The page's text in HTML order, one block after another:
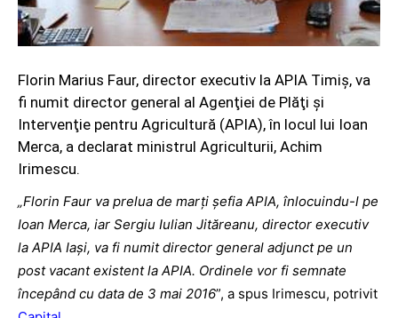
Florin Marius Faur, director executiv la APIA Timiş, va
fi numit director general al Agenţiei de Plăţi şi
Intervenţie pentru Agricultură (APIA), în locul lui Ioan
Merca, a declarat ministrul Agriculturii, Achim
Irimescu.
„Florin Faur va prelua de marţi şefia APIA, înlocuindu-l pe
Ioan Merca, iar Sergiu Iulian Jităreanu, director executiv
la APIA Iaşi, va fi numit director general adjunct pe un
post vacant existent la APIA. Ordinele vor fi semnate
începând cu data de 3 mai 2016”, a spus Irimescu, potrivit